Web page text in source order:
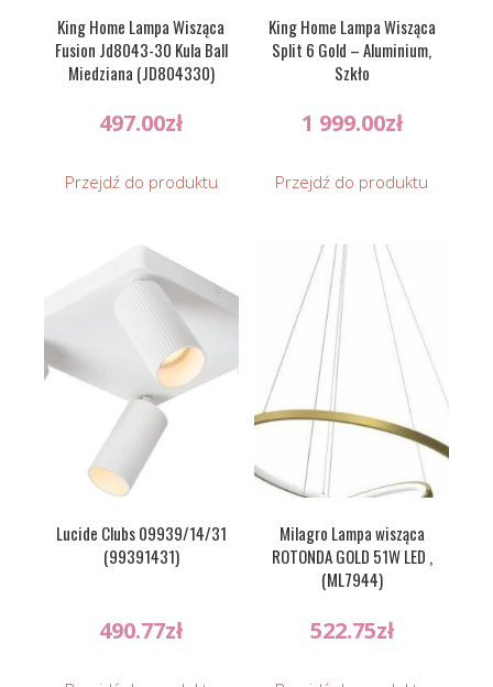
King Home Lampa Wisząca
Fusion Jd8043-30 Kula Ball
Miedziana (JD804330)
497.00zł
Przejdź do produktu
King Home Lampa Wisząca
Split 6 Gold – Aluminium,
Szkło
1 999.00zł
Przejdź do produktu
Lucide Clubs 09939/14/31
(99391431)
490.77zł
Milagro Lampa wisząca
ROTONDA GOLD 51W LED ,
(ML7944)
522.75zł